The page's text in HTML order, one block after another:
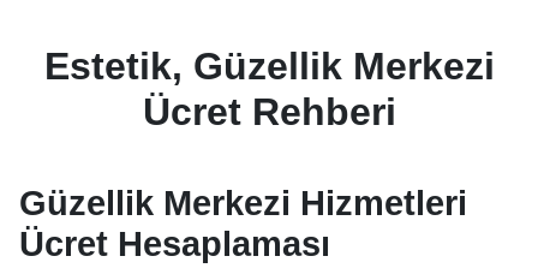
Estetik, Güzellik Merkezi
Ücret Rehberi
Güzellik Merkezi Hizmetleri
Ücret Hesaplaması